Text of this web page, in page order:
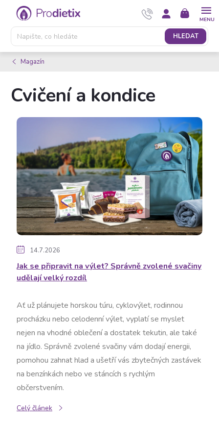
Přejít
obsah
HLEDAT
NÁKUPNÍ
KOŠÍK
Magazín
Cvičení a kondice
V
ý
p
s
č
l
á
n
k
ů
14.7.2026
Jak se připravit na výlet? Správně zvolené svačiny
udělají velký rozdíl
Ať už plánujete horskou túru, cyklovýlet, rodinnou
procházku nebo celodenní výlet, vyplatí se myslet
nejen na vhodné oblečení a dostatek tekutin, ale také
na jídlo. Správně zvolené svačiny vám dodají energii,
pomohou zahnat hlad a ušetří vás zbytečných zastávek
na benzínkách nebo ve stáncích s rychlým
občerstvením.
Celý článek